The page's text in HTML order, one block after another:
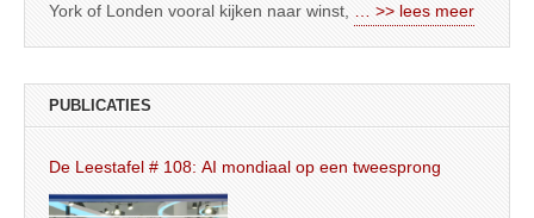
York of Londen vooral kijken naar winst, … >> lees meer
PUBLICATIES
De Leestafel # 108: AI mondiaal op een tweesprong